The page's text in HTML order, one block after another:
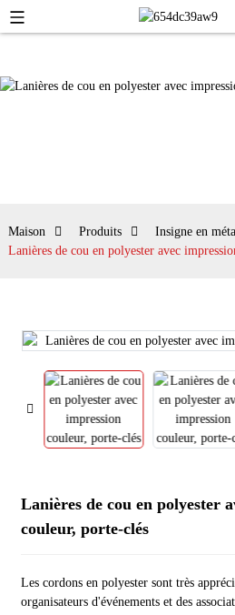
Maison Produits Insigne en
Lanières de cou en polyester avec
Lanières de cou en polyester
couleur, porte-clés
Les cordons en polyester sont très
organisateurs d'événements et des